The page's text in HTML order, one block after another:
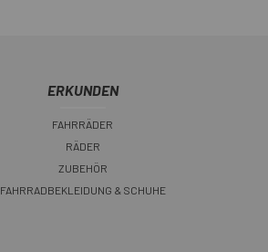
ERKUNDEN
FAHRRÄDER
RÄDER
ZUBEHÖR
FAHRRADBEKLEIDUNG & SCHUHE